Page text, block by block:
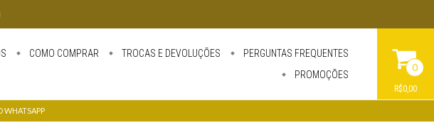
COMO COMPRAR TROCAS E DEVOLUÇÕES
PERGUNTAS FREQUENTES
PROMOÇÕES
0
R$0,00
WHATSAPP